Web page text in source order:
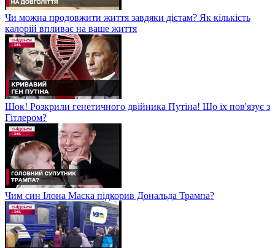
Чи можна продовжити життя завдяки дієтам? Як кількість
калорій впливає на ваше життя
Шок! Розкрили генетичного двійника Путіна! Що їх пов'язує з
Гітлером?
Чим син Ілона Маска підкорив Дональда Трампа?